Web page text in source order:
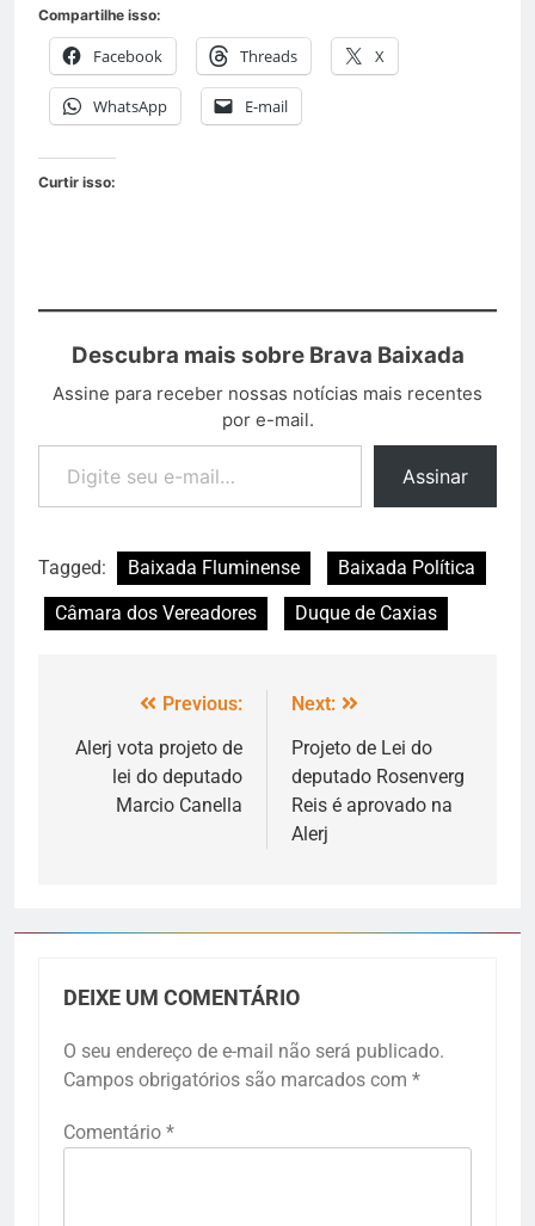
Compartilhe isso:
Facebook Threads X
WhatsApp E-mail
Curtir isso:
Descubra mais sobre Brava Baixada
Assine para receber nossas notícias mais recentes
por e-mail.
Assinar
Tagged: Baixada Fluminense
Baixada Política
Câmara dos Vereadores
Duque de Caxias
Previous:
Alerj vota projeto de
lei do deputado
Marcio Canella
Next:
Projeto de Lei do
deputado Rosenverg
Reis é aprovado na
Alerj
DEIXE UM COMENTÁRIO
O seu endereço de e-mail não será publicado.
Campos obrigatórios são marcados com *
Comentário *